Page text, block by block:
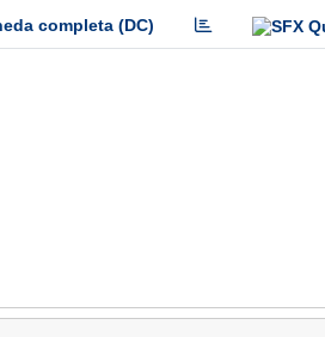
completa (DC)